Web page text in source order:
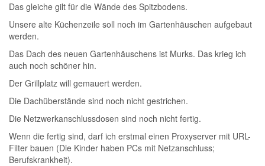
Das gleiche gilt für die Wände des Spitzbodens.
Unsere alte Küchenzeile soll noch im Gartenhäuschen aufgebaut
werden.
Das Dach des neuen Gartenhäuschens ist Murks. Das krieg ich
auch noch schöner hin.
Der Grillplatz will gemauert werden.
Die Dachüberstände sind noch nicht gestrichen.
Die Netzwerkanschlussdosen sind noch nicht fertig.
Wenn die fertig sind, darf ich erstmal einen Proxyserver mit URL-
Filter bauen (Die Kinder haben PCs mit Netzanschluss;
Berufskrankheit).